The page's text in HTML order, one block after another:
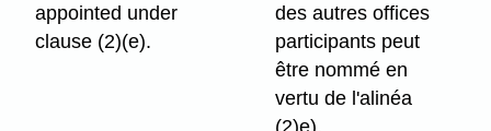
appointed under
clause (2)⁠(e).
des autres offices
participants peut
être nommé en
vertu de l'alinéa
(2)e).